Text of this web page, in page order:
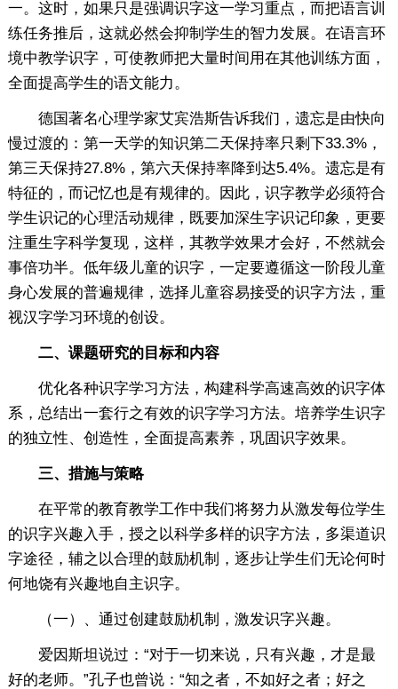
一。这时，如果只是强调识字这一学习重点，而把语言训
练任务推后，这就必然会抑制学生的智力发展。在语言环
境中教学识字，可使教师把大量时间用在其他训练方面，
全面提高学生的语文能力。
德国著名心理学家艾宾浩斯告诉我们，遗忘是由快向
慢过渡的：第一天学的知识第二天保持率只剩下33.3%，
第三天保持27.8%，第六天保持率降到达5.4%。遗忘是有
特征的，而记忆也是有规律的。因此，识字教学必须符合
学生识记的心理活动规律，既要加深生字识记印象，更要
注重生字科学复现，这样，其教学效果才会好，不然就会
事倍功半。低年级儿童的识字，一定要遵循这一阶段儿童
身心发展的普遍规律，选择儿童容易接受的识字方法，重
视汉字学习环境的创设。
二、课题研究的目标和内容
优化各种识字学习方法，构建科学高速高效的识字体
系，总结出一套行之有效的识字学习方法。培养学生识字
的独立性、创造性，全面提高素养，巩固识字效果。
三、措施与策略
在平常的教育教学工作中我们将努力从激发每位学生
的识字兴趣入手，授之以科学多样的识字方法，多渠道识
字途径，辅之以合理的鼓励机制，逐步让学生们无论何时
何地饶有兴趣地自主识字。
（一）、通过创建鼓励机制，激发识字兴趣。
爱因斯坦说过：“对于一切来说，只有兴趣，才是最
好的老师。”孔子也曾说：“知之者，不如好之者；好之